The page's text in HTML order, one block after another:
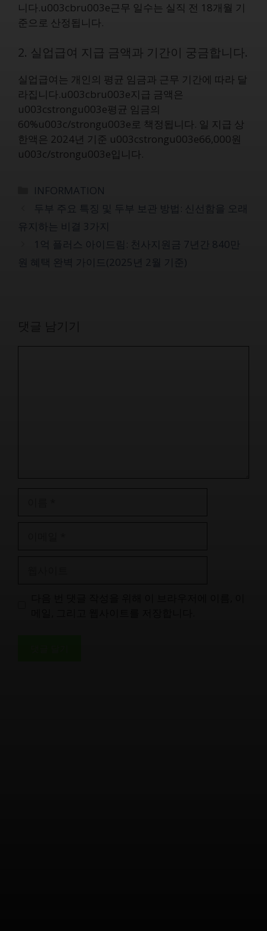
니다.u003cbru003e근무 일수는 실직 전 18개월 기
준으로 산정됩니다.
2. 실업급여 지급 금액과 기간이 궁금합니다.
실업급여는 개인의 평균 임금과 근무 기간에 따라 달
라집니다.u003cbru003e지급 금액은
u003cstrongu003e평균 임금의
60%u003c/strongu003e로 책정됩니다. 일 지급 상
한액은 2024년 기준 u003cstrongu003e66,000원
u003c/strongu003e입니다.
카
테
고
리
INFORMATION
두부 주요 특징 및 두부 보관 방법: 신선함을 오래
유지하는 비결 3가지
1억 플러스 아이드림: 천사지원금 7년간 840만
원 혜택 완벽 가이드(2025년 2월 기준)
댓글 남기기